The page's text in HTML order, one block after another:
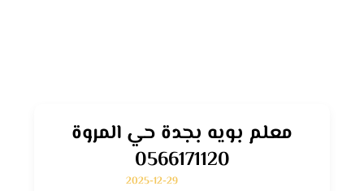
معلم بويه بجدة حي المروة
0566171120
2025-12-29